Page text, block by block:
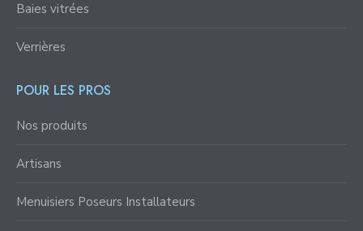
Baies vitrées
Verrières
POUR LES PROS
Nos produits
Artisans
Menuisiers Poseurs Installateurs